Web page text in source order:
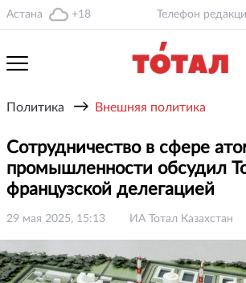
Астана +18 Телефон
Политика → Внешняя политика
Сотрудничество в сфере
промышленности обсудил
французской делегацией
29 мая 2025, 15:13 ИА Тотал Казахстан